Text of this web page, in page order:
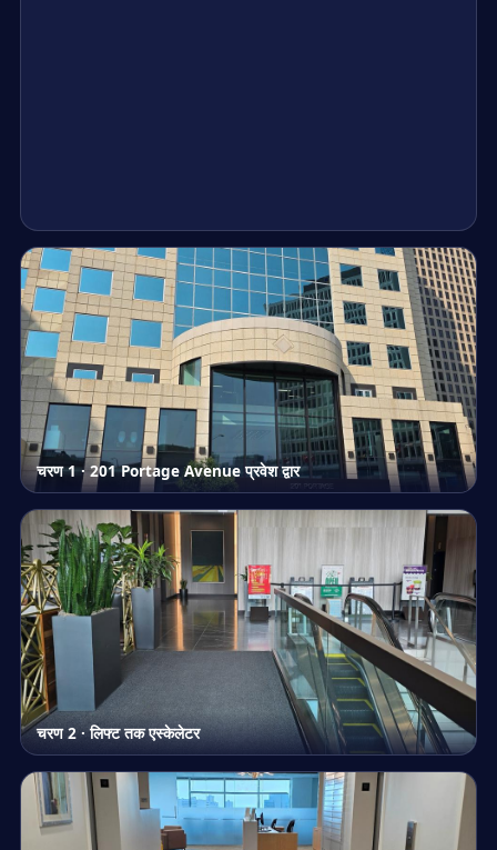
चरण 1 · 201 Portage Avenue प्रवेश द्वार
चरण 2 · लिफ्ट तक एस्केलेटर